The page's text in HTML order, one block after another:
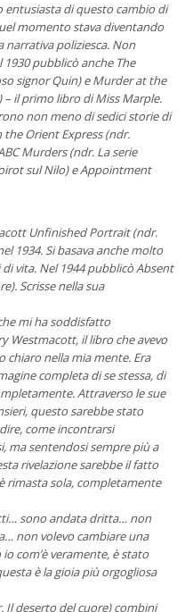
entusiasta di questo cambio di
momento stava diventando
narrativa poliziesca. Non
pubblicò anche The
signor Quin) e Murder at the
– il primo libro di Miss Marple.
non meno di sedici storie di
Orient Express (ndr.
Murders (ndr. La serie
sul Nilo) e Appointment
Unfinished Portrait (ndr.
1934. Si basava anche molto
vita. Nel 1944 pubblicò Absent
Scrisse nella sua
mi ha soddisfatto
Westmacott, il libro che avevo
chiaro nella mia mente. Era
completa di se stessa, di
Attraverso le sue
questo sarebbe stato
come incontrarsi
ma sentendosi sempre più a
rivelazione sarebbe il fatto
rimasta sola, completamente
sono andata dritta… non
non volevo cambiare una
com’è veramente, è stato
è la gioia più orgogliosa
Il deserto del cuore) combini